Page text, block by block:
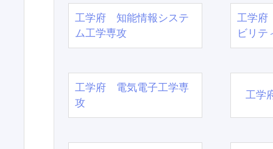
工学府 知能情報システ
ム工学専攻
工学府
ビリテ
工学府 電気電子工学専
攻
工学